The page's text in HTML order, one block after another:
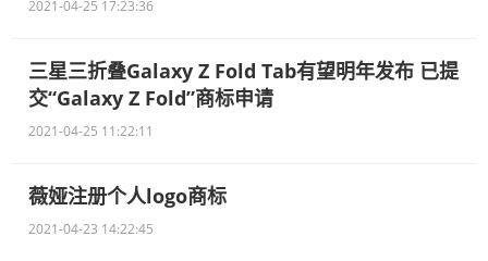
2021-04-25 17:23:36
三星三折叠Galaxy Z Fold Tab有望明年发布 已提
交“Galaxy Z Fold”商标申请
2021-04-25 11:22:11
薇娅注册个人logo商标
2021-04-23 14:22:45